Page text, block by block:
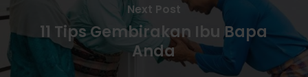
Next Post
11 Tips Gembirakan Ibu Bapa
Anda